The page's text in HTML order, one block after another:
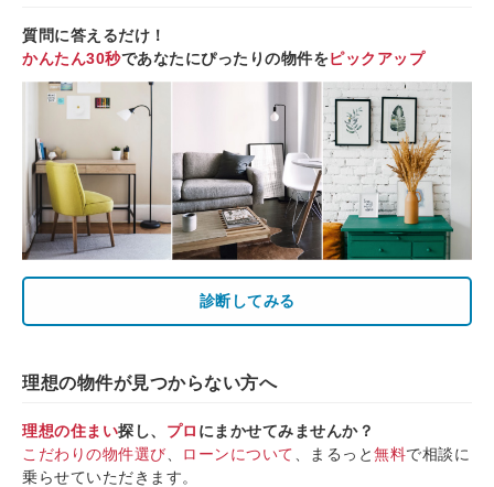
質問に答えるだけ！
かんたん30秒であなたにぴったりの物件をピックアップ
診断してみる
理想の物件が見つからない方へ
理想の住まい探し、 プロ にまかせてみませんか？
こだわりの物件選び
ローンについて 、まるっと無料で相談に
乗らせていただきます。